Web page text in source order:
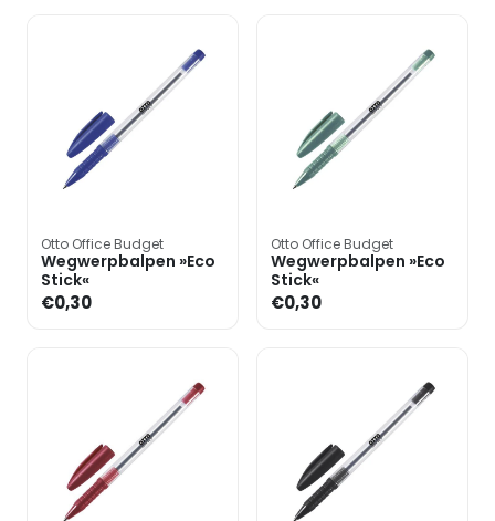
Otto Office Budget
Wegwerpbalpen »Eco
Stick«
€0,30
Otto Office Budget
Wegwerpbalpen »Eco
Stick«
€0,30